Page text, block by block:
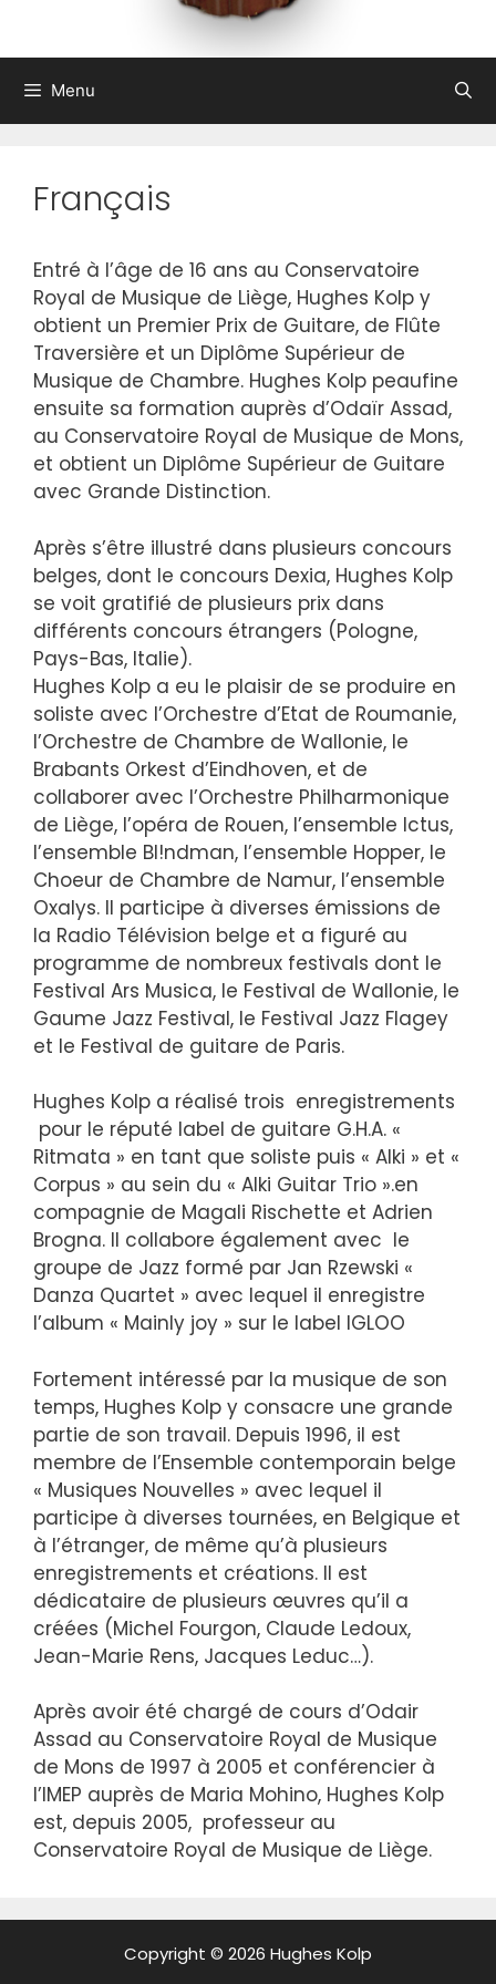
Menu
Français
Entré à l’âge de 16 ans au Conservatoire
Royal de Musique de Liège, Hughes Kolp y
obtient un Premier Prix de Guitare, de Flûte
Traversière et un Diplôme Supérieur de
Musique de Chambre. Hughes Kolp peaufine
ensuite sa formation auprès d’Odaïr Assad,
au Conservatoire Royal de Musique de Mons,
et obtient un Diplôme Supérieur de Guitare
avec Grande Distinction.
Après s’être illustré dans plusieurs concours
belges, dont le concours Dexia, Hughes Kolp
se voit gratifié de plusieurs prix dans
différents concours étrangers (Pologne,
Pays-Bas, Italie).
Hughes Kolp a eu le plaisir de se produire en
soliste avec l’Orchestre d’Etat de Roumanie,
l’Orchestre de Chambre de Wallonie, le
Brabants Orkest d’Eindhoven, et de
collaborer avec l’Orchestre Philharmonique
de Liège, l’opéra de Rouen, l’ensemble Ictus,
l’ensemble Bl!ndman, l’ensemble Hopper, le
Choeur de Chambre de Namur, l’ensemble
Oxalys. Il participe à diverses émissions de
la Radio Télévision belge et a figuré au
programme de nombreux festivals dont le
Festival Ars Musica, le Festival de Wallonie, le
Gaume Jazz Festival, le Festival Jazz Flagey
et le Festival de guitare de Paris.
Hughes Kolp a réalisé trois enregistrements
pour le réputé label de guitare G.H.A. «
Ritmata » en tant que soliste puis « Alki » et «
Corpus » au sein du « Alki Guitar Trio ».en
compagnie de Magali Rischette et Adrien
Brogna. Il collabore également avec le
groupe de Jazz formé par Jan Rzewski «
Danza Quartet » avec lequel il enregistre
l’album « Mainly joy » sur le label IGLOO
Fortement intéressé par la musique de son
temps, Hughes Kolp y consacre une grande
partie de son travail. Depuis 1996, il est
membre de l’Ensemble contemporain belge
« Musiques Nouvelles » avec lequel il
participe à diverses tournées, en Belgique et
à l’étranger, de même qu’à plusieurs
enregistrements et créations. Il est
dédicataire de plusieurs œuvres qu’il a
créées (Michel Fourgon, Claude Ledoux,
Jean-Marie Rens, Jacques Leduc…).
Après avoir été chargé de cours d’Odair
Assad au Conservatoire Royal de Musique
de Mons de 1997 à 2005 et conférencier à
l’IMEP auprès de Maria Mohino, Hughes Kolp
est, depuis 2005, professeur au
Conservatoire Royal de Musique de Liège.
Copyright © 2026 Hughes Kolp